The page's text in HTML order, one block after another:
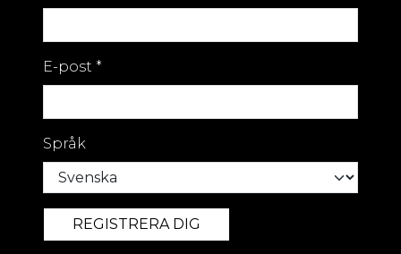
E-post *
Språk